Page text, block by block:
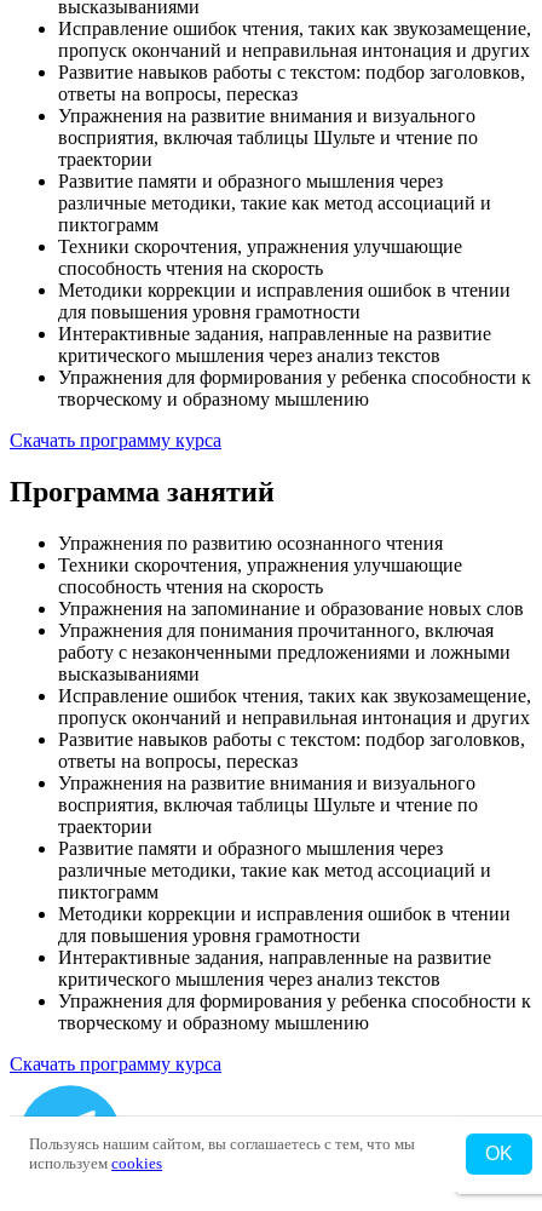
высказываниями
Исправление ошибок чтения, таких как звукозамещение,
пропуск окончаний и неправильная интонация и других
Развитие навыков работы с текстом: подбор заголовков,
ответы на вопросы, пересказ
Упражнения на развитие внимания и визуального
восприятия, включая таблицы Шульте и чтение по
траектории
Развитие памяти и образного мышления через
различные методики, такие как метод ассоциаций и
пиктограмм
Техники скорочтения, упражнения улучшающие
способность чтения на скорость
Методики коррекции и исправления ошибок в чтении
для повышения уровня грамотности
Интерактивные задания, направленные на развитие
критического мышления через анализ текстов
Упражнения для формирования у ребенка способности к
творческому и образному мышлению
Скачать программу курса
Программа занятий
Упражнения по развитию осознанного чтения
Техники скорочтения, упражнения улучшающие
способность чтения на скорость
Упражнения на запоминание и образование новых слов
Упражнения для понимания прочитанного, включая
работу с незаконченными предложениями и ложными
высказываниями
Исправление ошибок чтения, таких как звукозамещение,
пропуск окончаний и неправильная интонация и других
Развитие навыков работы с текстом: подбор заголовков,
ответы на вопросы, пересказ
Упражнения на развитие внимания и визуального
восприятия, включая таблицы Шульте и чтение по
траектории
Развитие памяти и образного мышления через
различные методики, такие как метод ассоциаций и
пиктограмм
Методики коррекции и исправления ошибок в чтении
для повышения уровня грамотности
Интерактивные задания, направленные на развитие
критического мышления через анализ текстов
Упражнения для формирования у ребенка способности к
творческому и образному мышлению
Скачать программу курса
Пользуясь нашим сайтом, вы соглашаетесь с тем, что мы
используемcookies OK